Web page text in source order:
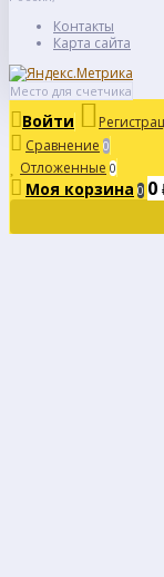
Контакты
Карта сайта
Место для счетчика
Войти
Сравнение 0
Отложенные 0
Моя корзина 0 0